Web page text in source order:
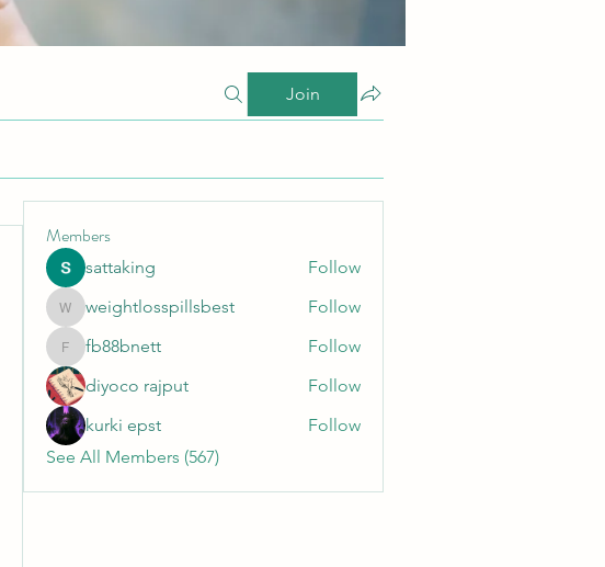
Join
Members
sattaking Follow
weightlosspillsbest
weightlosspillsbest Follow
fb88bnett
fb88bnett
Follow
diyoco rajput
Follow
kurki epst
Follow
See All Members (567)